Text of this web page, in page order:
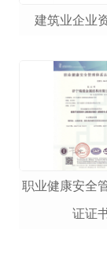
建筑业企业
职业健康安全
证证